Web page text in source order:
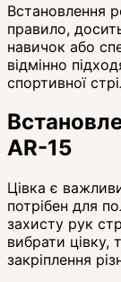
Встановлення
правило,
навичок або
відмінно
спортивної
AR-15
Цівка є
потрібен для
захисту рук
вибрати цівку,
закріплення